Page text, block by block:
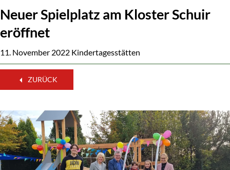
Neuer Spielplatz am Kloster Schuir
eröffnet
11. November 2022 Kindertagesstätten
ZURÜCK